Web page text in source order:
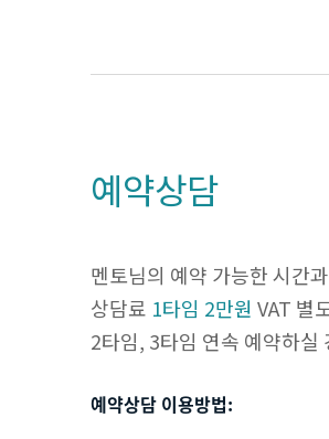
예약상담
멘토님의 예약 가능한 시간
상담료 1타임 2만원 VAT 별
2타임, 3타임 연속 예약하
예약상담 이용방법: